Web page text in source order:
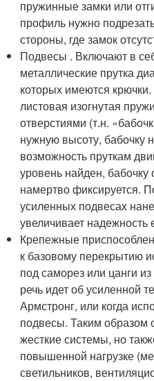
пружинные замки или
профиль нужно
стороны, где замок
Подвесы . Включают в
металлические прутка
которых имеются
листовая изогнутая
отверстиями (т.н.
нужную высоту, бабочку
возможность пруткам
уровень найден, бабочку
намертво фиксируется.
усиленных подвесах
увеличивает надежность
Крепежные
к базовому перекрытию
под саморез или цанги
речь идет об усиленной
Армстронг, или когда
подвесы. Таким образом
жесткие системы, но
повышенной нагрузке
светильников,